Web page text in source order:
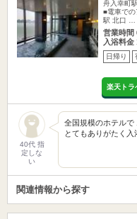
舟入幸町
■電車で
駅 北口 …
営業時間
入浴料金
日帰り
楽天トラ
40代 指
定しな
い
全国規模のホテルで
とてもありがたく
関連情報から探す